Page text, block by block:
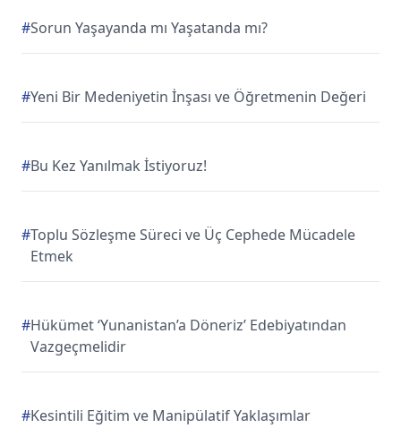
#Sorun Yaşayanda mı Yaşatanda mı?
#Yeni Bir Medeniyetin İnşası ve Öğretmenin Değeri
#Bu Kez Yanılmak İstiyoruz!
#Toplu Sözleşme Süreci ve Üç Cephede Mücadele
Etmek
#Hükümet ‘Yunanistan’a Döneriz’ Edebiyatından
Vazgeçmelidir
#Kesintili Eğitim ve Manipülatif Yaklaşımlar